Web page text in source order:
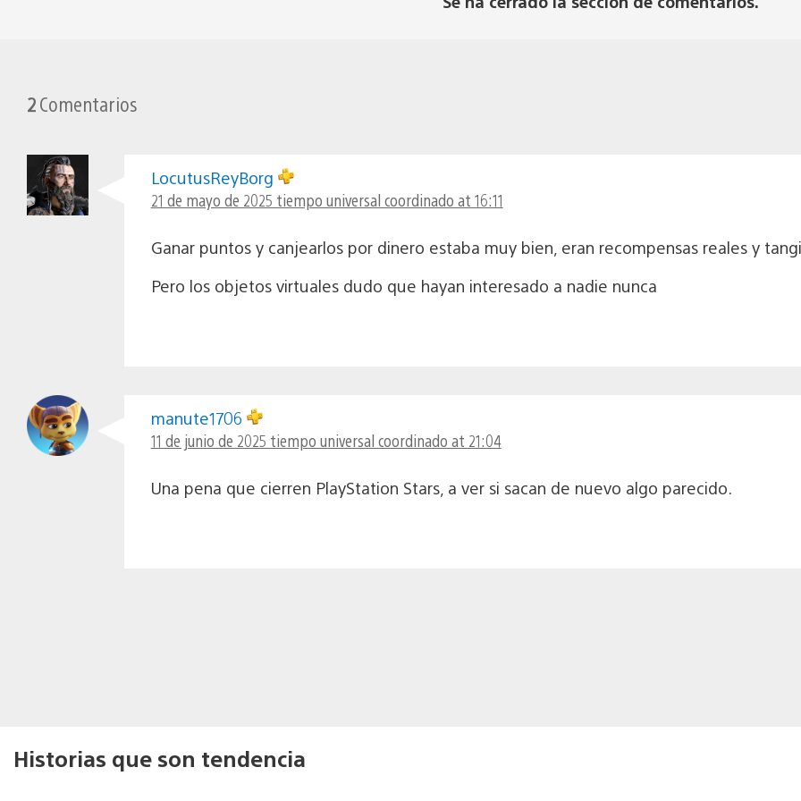
2Comentarios
LocutusReyBorg
21 de mayo de 2025 tiempo universal coordinado at 16:11
Ganar puntos y canjearlos por dinero estaba muy bien, eran recompensas reales y
Pero los objetos virtuales dudo que hayan interesado a nadie nunca
manute1706
11 de junio de 2025 tiempo universal coordinado at 21:04
Una pena que cierren PlayStation Stars, a ver si sacan de nuevo algo parecido.
Historias que son tendencia